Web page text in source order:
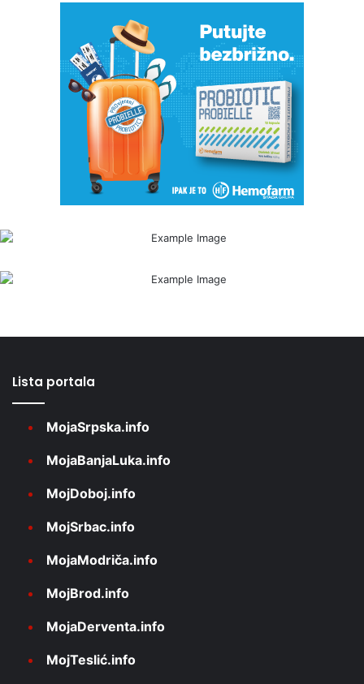
Lista portala
MojaSrpska.info
MojaBanjaLuka.info
MojDoboj.info
MojSrbac.info
MojaModriča.info
MojBrod.info
MojaDerventa.info
MojTeslić.info